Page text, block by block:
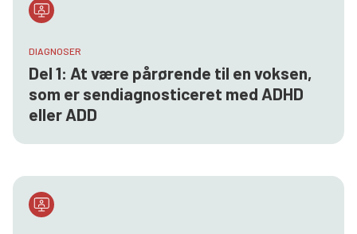
DIAGNOSER
Del 1: At være pårørende til en voksen,
som er sendiagnosticeret med ADHD
eller ADD